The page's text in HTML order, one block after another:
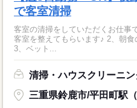
で客室清掃
客室の清掃をしていただくお仕事です★ 1、宿泊準備 →宿
客室を整えてもらいます♪ 2、朝食の準備 →食器の整理など、簡単♪
3、ベット...
清掃・ハウスクリーニ
三重県鈴鹿市/平田町駅（